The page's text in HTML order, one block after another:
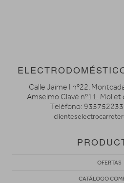
Calle Jaime I nº22,
Amselmo Clavé nº11. Mollet
Teléfono:
OFERTAS
CATÁLOGO